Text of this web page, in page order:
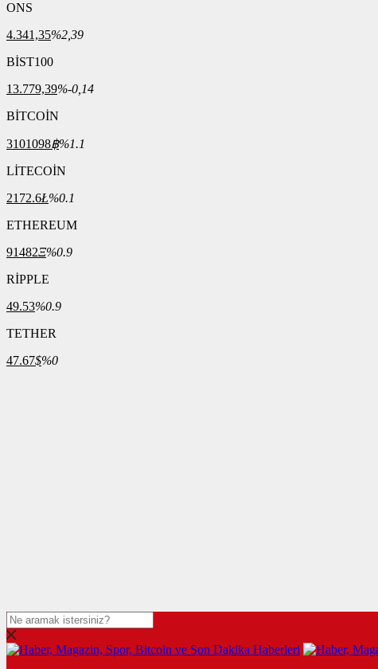
ONS
4.341,35%2,39
BİST100
13.779,39%-0,14
BİTCOİN
3101098฿%1.1
LİTECOİN
2172.6Ł%0.1
ETHEREUM
91482Ξ%0.9
RİPPLE
49.53%0.9
TETHER
47.67$%0